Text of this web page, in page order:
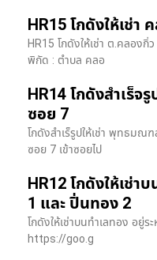
HR15 โกดังให้เช่า
HR15 โกดังให้เช่า ต.คลอง
พิกัด : ตำบล คลอ
HR14 โกดังสำเร็
ซอย 7
โกดังสำเร็รูปให้เช่า พุทธม
ซอย 7 เข้าซอยไป
HR12 โกดังให้เช่า
1 และ ปิ่นทอง 2
โกดังให้เช่าบนทำเลทอง อยู่
https://goo.g